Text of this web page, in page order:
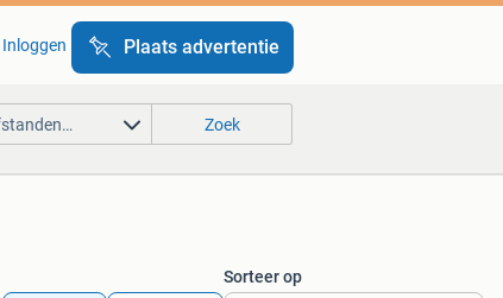
Inloggen Plaats advertentie
Zoek
Sorteer op